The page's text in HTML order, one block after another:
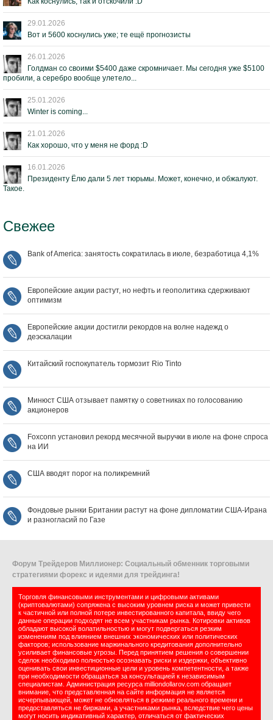
29.01.2026
Вот и 5600 коснулись уже; те ещё прогнозисты
26.01.2026
Голдман со своими $5400 даже скромничает. Мы сегодня уже $5100
пробили, а серебро вообще улетело...
25.01.2026
Winter is coming...
21.01.2026
Как хорошо, что у меня не форд :D
16.01.2026
Президенту Ёлю дали 5 лет тюрьмы. Может, конечно, и обжалуют.
Такое.
Свежее
Bank of America: занятость сократилась в июле, безработица 4,1%
Европейские акции растут, но нефть и геополитика сдерживают
оптимизм
Европейские акции достигли рекордов на волне надежд о
деэскалации
Китайский госпокупатель тормозит Rio Tinto
Минюст США отзывает памятку о советниках по голосованию
акционеров
Foxconn установил рекорд месячной выручки в июле на фоне спроса
на ИИ
США вводят порог на поликремний
Фондовые рынки Британии растут на фоне дипломатии США‑Ирана
и разногласий по Газе
Форум Трейдеров Миллионер: Социальный обменник торговыми
стратегиями форекс и идеями для трейдинга!
Торговля финансовыми инструментами и цифровыми активами
(криптовалютами) сопряжена с высоким уровнем риска и может привести
к частичной или полной потере инвестированного капитала, ввиду чего
данные операции подходят не всем участникам рынка. Котировки активов
обладают высокой волатильностью и могут подвергаться резким
изменениям под влиянием внешних экономических или политических
факторов; использование маржинального кредитования дополнительно
усиливает финансовые угрозы. Перед принятием решения о совершении
сделок необходимо полностью осознавать риски и издержки, объективно
оценивать свои инвестиционные цели и уровень компетентности, а также
при необходимости обращаться за консультацией к независимым
специалистам. Администрация ресурса milliondollarov.com обращает
внимание, что представленная на сайте информация не является
исчерпывающей, может не обновляться в режиме реального времени и
предоставляться не биржами, а участниками рынка, вследствие чего цены
могут носить индикативный характер, отличаться от фактических